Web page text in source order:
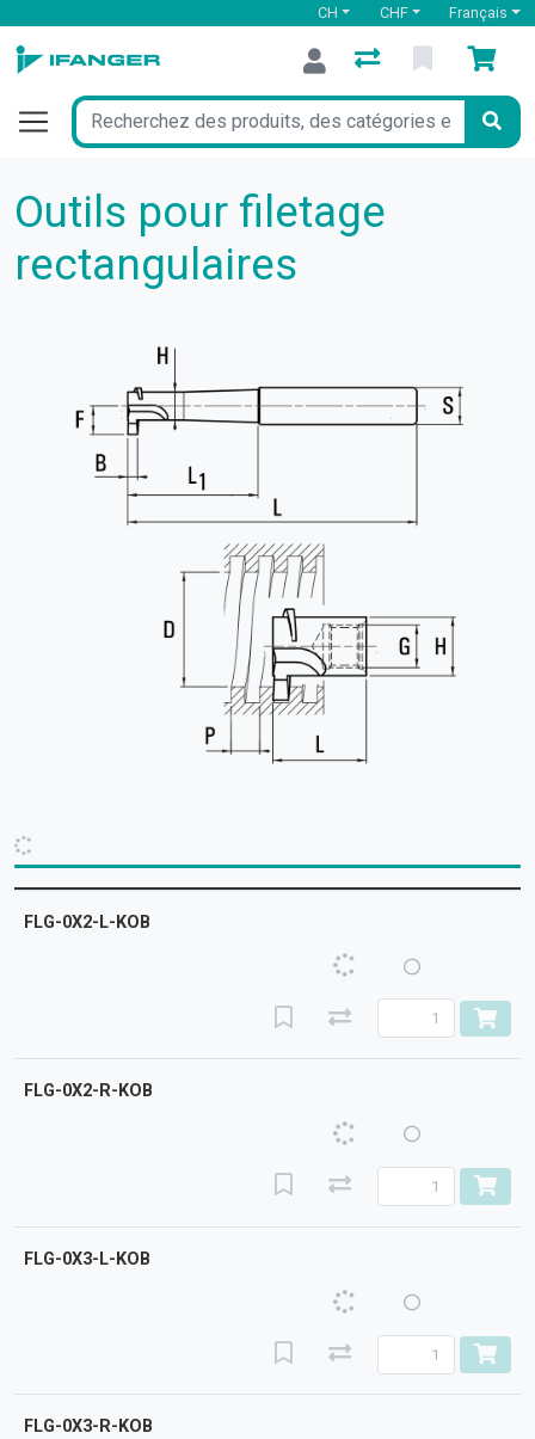
CH CHF Français
Outils pour filetage
rectangulaires
FLG-0X2-L-KOB
FLG-0X2-R-KOB
FLG-0X3-L-KOB
FLG-0X3-R-KOB